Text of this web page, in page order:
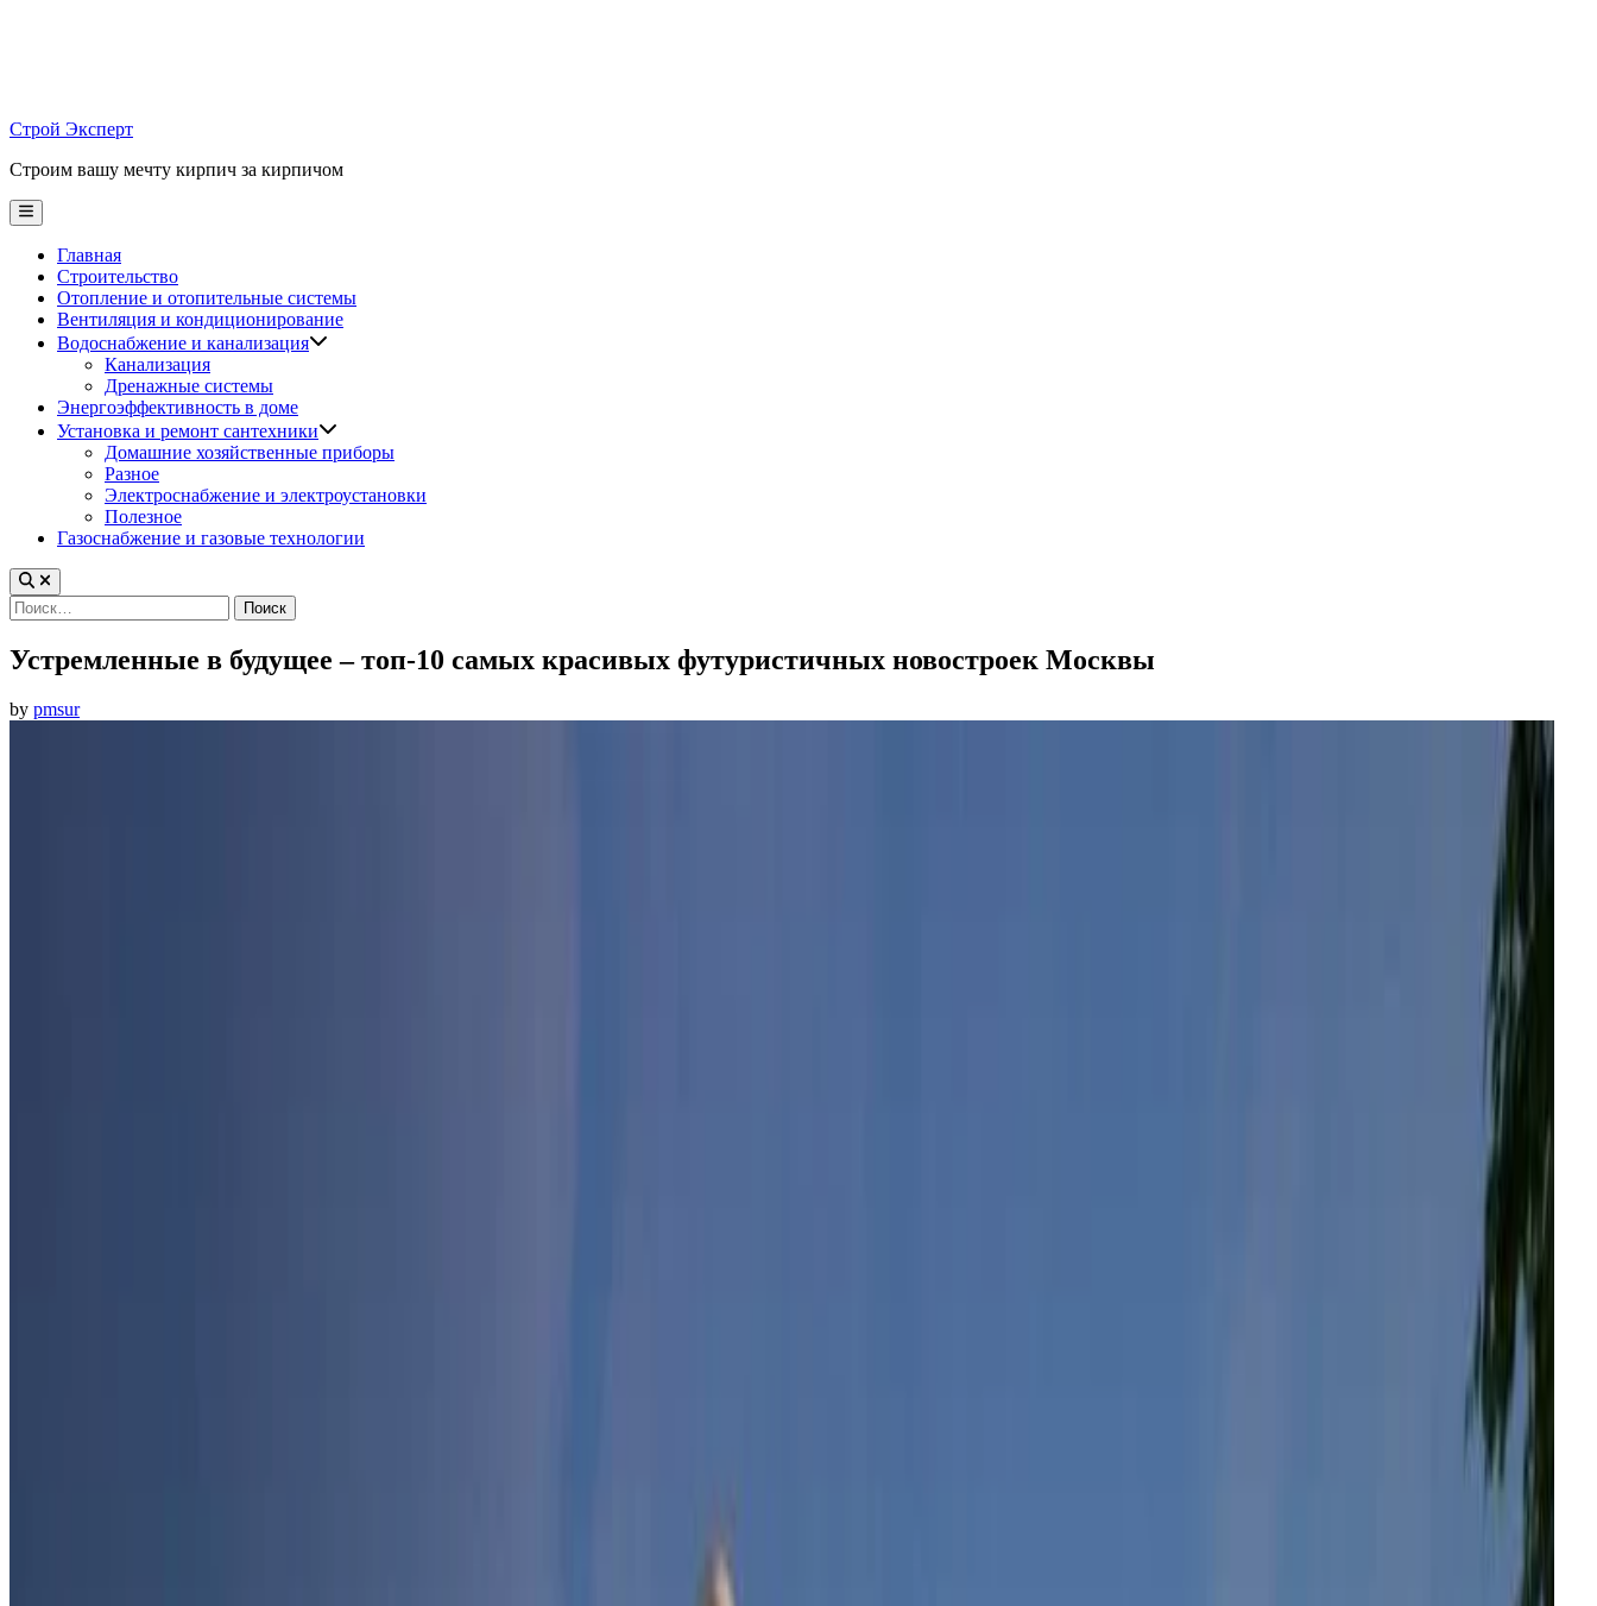
Строй Эксперт
Строим вашу мечту кирпич за кирпичом
Main
Menu
Главная
Строительство
Отопление и отопительные системы
Вентиляция и кондиционирование
Водоснабжение и канализация
Канализация
Дренажные системы
Энергоэффективность в доме
Установка и ремонт сантехники
Домашние хозяйственные приборы
Разное
Электроснабжение и электроустановки
Полезное
Газоснабжение и газовые технологии
Найти:
Устремленные в будущее – топ-10 самых красивых футуристичных новостроек Москвы
by pmsur